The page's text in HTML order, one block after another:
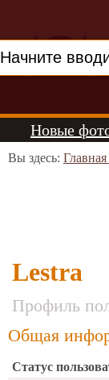
Новые
Вы здесь:
Lestra
Профиль
Общая
Статус